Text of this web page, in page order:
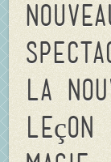
La
Leçon